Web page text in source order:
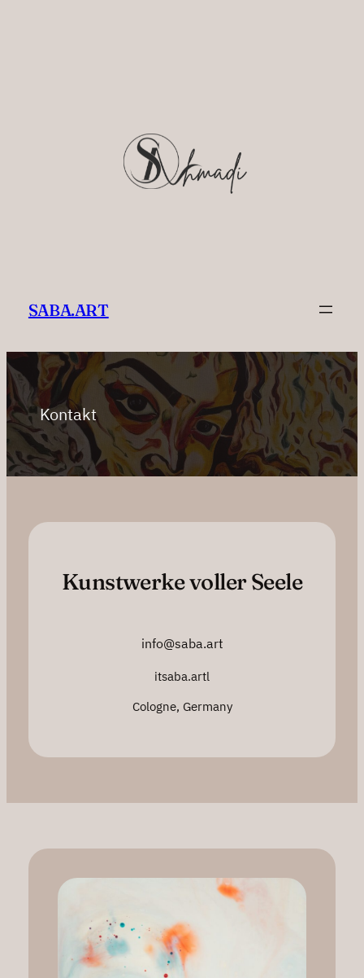
SABA.ART
Kontakt
Kunstwerke voller Seele
info@saba.art
itsaba.artl
Cologne, Germany